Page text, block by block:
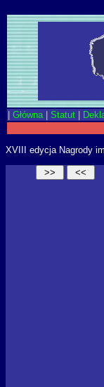
Główna| Statut
XVIII edycja Nagrody